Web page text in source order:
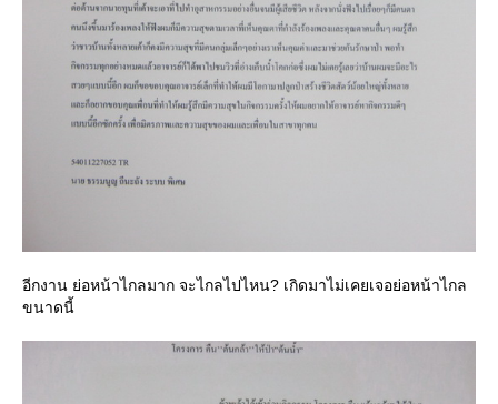
อีกงาน ย่อหน้าไกลมาก จะไกลไปไหน? เกิดมาไม่เคยเจอย่อหน้าไกล
ขนาดนี้